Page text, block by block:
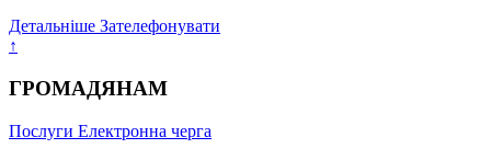
Детальніше Зателефонувати
↑
ГРОМАДЯНАМ
Послуги Електронна черга